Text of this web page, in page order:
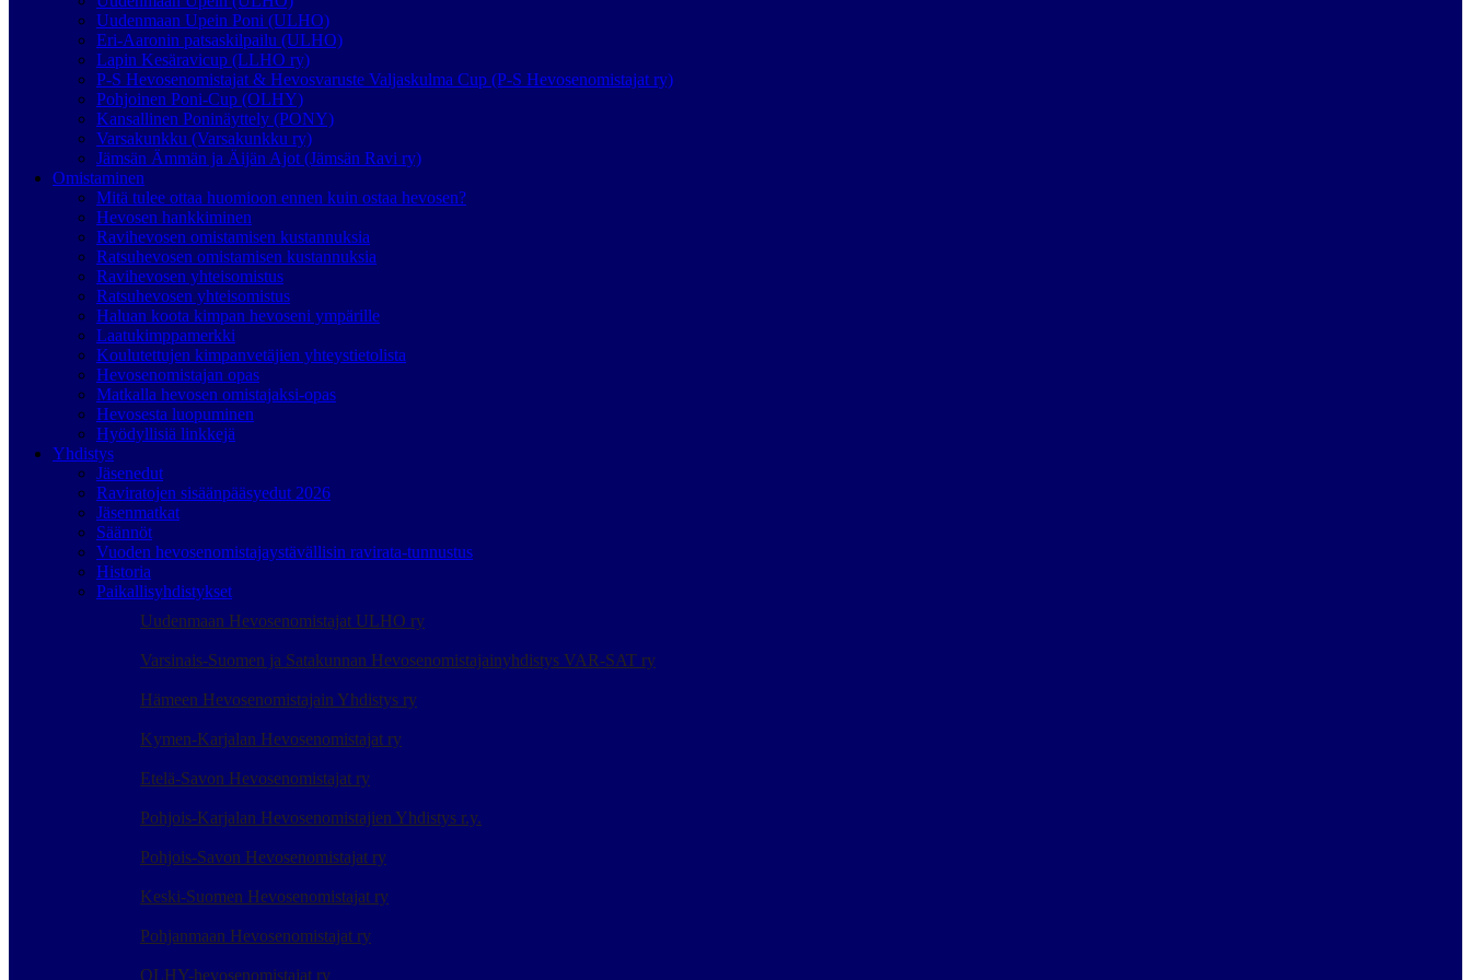
Uudenmaan Upein Poni (ULHO)
Eri-Aaronin patsaskilpailu (ULHO)
Lapin Kesäravicup (LLHO ry)
P-S Hevosenomistajat & Hevosvaruste Valjaskulma Cup (P-S Hevosenomistajat ry)
Pohjoinen Poni-Cup (OLHY)
Kansallinen Poninäyttely (PONY)
Varsakunkku (Varsakunkku ry)
Jämsän Ämmän ja Äijän Ajot (Jämsän Ravi ry)
Omistaminen
Mitä tulee ottaa huomioon ennen kuin ostaa hevosen?
Hevosen hankkiminen
Ravihevosen omistamisen kustannuksia
Ratsuhevosen omistamisen kustannuksia
Ravihevosen yhteisomistus
Ratsuhevosen yhteisomistus
Haluan koota kimpan hevoseni ympärille
Laatukimppamerkki
Koulutettujen kimpanvetäjien yhteystietolista
Hevosenomistajan opas
Matkalla hevosen omistajaksi-opas
Hevosesta luopuminen
Hyödyllisiä linkkejä
Yhdistys
Jäsenedut
Raviratojen sisäänpääsyedut 2026
Jäsenmatkat
Säännöt
Vuoden hevosenomistajaystävällisin ravirata-tunnustus
Historia
Paikallisyhdistykset
Uudenmaan Hevosenomistajat ULHO ry
Varsinais-Suomen ja Satakunnan Hevosenomistajainyhdistys VAR-SAT ry
Hämeen Hevosenomistajain Yhdistys ry
Kymen-Karjalan Hevosenomistajat ry
Etelä-Savon Hevosenomistajat ry
Pohjois-Karjalan Hevosenomistajien Yhdistys r.y.
Pohjois-Savon Hevosenomistajat ry
Keski-Suomen Hevosenomistajat ry
Pohjanmaan Hevosenomistajat ry
OLHY-hevosenomistajat ry